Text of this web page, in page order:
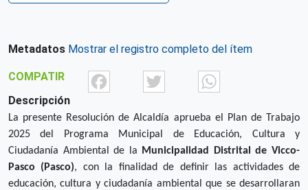
Metadatos Mostrar el registro completo del ítem
COMPATIR FacebookTwitter
Descripción
La presente Resolución de Alcaldía aprueba el Plan de Trabajo
2025 del Programa Municipal de Educación, Cultura y
Ciudadanía Ambiental de la
Municipalidad Distrital de Vicco-
Pasco (Pasco), con la finalidad de definir las actividades de
educación, cultura y ciudadanía ambiental que se desarrollaran